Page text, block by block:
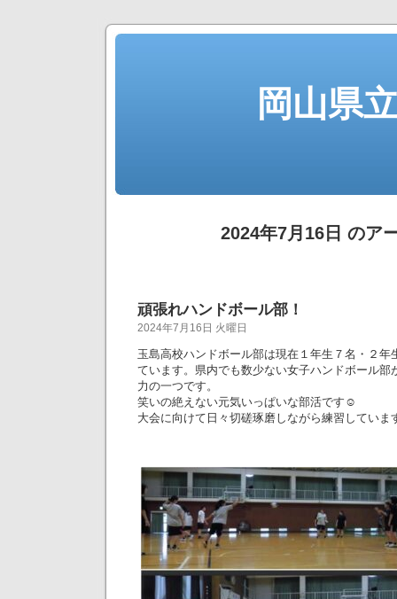
岡山県
2024年7月16日 のア
頑張れハンドボール部！
2024年7月16日 火曜日
玉島高校ハンドボール部は現在１年生７名・２年
ています。県内でも数少ない女子ハンドボール部
力の一つです。
笑いの絶えない元気いっぱいな部活です︎☺︎‪
大会に向けて日々切磋琢磨しながら練習していま